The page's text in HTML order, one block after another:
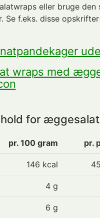
eller bruge
Se f.eks. disse
wraps med
for
pr. 100 gram pr.
146 kcal
4 g
6 g